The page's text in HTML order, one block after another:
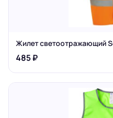
Жилет светоотражающий
485 ₽